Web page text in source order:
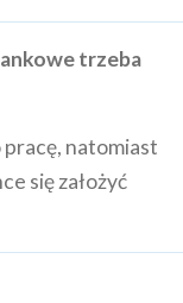
trzeba
pracę, natomiast
się założyć